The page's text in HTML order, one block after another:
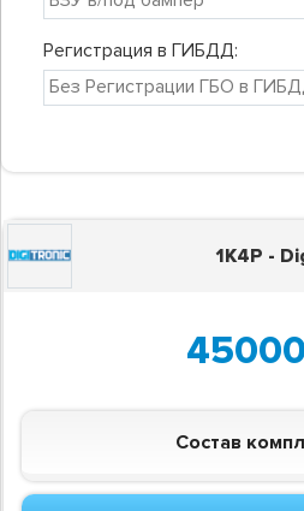
Регистрация в ГИБДД:
1K4P -
45000
Состав